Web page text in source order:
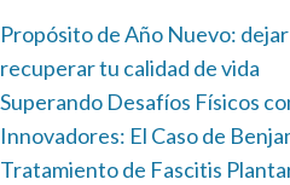
Propósito de Año Nuevo:
recuperar tu calidad de vida
Superando Desafíos Físicos
Innovadores: El Caso de
Tratamiento de Fascitis